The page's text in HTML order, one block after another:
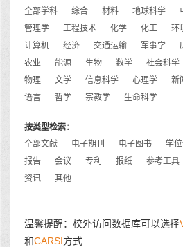
全部学科
综合 材料 地球科学
管理学
工程技术 化学 化工 环
计算机
经济 交通运输 军事学
农业
能源 生物 数学 社会科学
物理
文学 信息科学 心理学 新
语言
哲学 宗教学 生命科学
按类型检索：
全部文献
电子期刊 电子图书 学
报告
会议 专利 报纸 参考工具
资讯
其他
温馨提醒：校外访问数据库可以选择
和CARSI方式